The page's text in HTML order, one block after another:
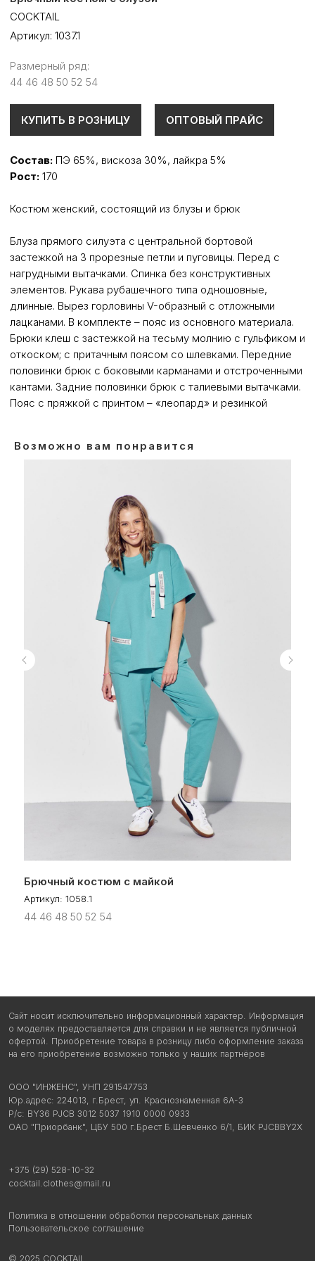
COCKTAIL
Артикул: 1037.1
Размерный ряд:
44 46 48 50 52 54
КУПИТЬ В РОЗНИЦУ ОПТОВЫЙ ПРАЙС
Состав: ПЭ 65%, вискоза 30%, лайкра 5%
Рост: 170
Костюм женский, состоящий из блузы и брюк
Блуза прямого силуэта с центральной бортовой
застежкой на 3 прорезные петли и пуговицы. Перед с
нагрудными вытачками. Спинка без конструктивных
элементов. Рукава рубашечного типа одношовные,
длинные. Вырез горловины V-образный с отложными
лацканами. В комплекте – пояс из основного материала.
Брюки клеш с застежкой на тесьму молнию с гульфиком и
откоском; с притачным поясом со шлевками. Передние
половинки брюк с боковыми карманами и отстроченными
кантами. Задние половинки брюк с талиевыми вытачками.
Пояс с пряжкой с принтом – «леопард» и резинкой
Возможно вам понравится
Брючный костюм с майкой
Артикул: 1058.1
44 46 48 50 52 54
Юр.адрес: 224013, г.Брест, ул. Краснознаменная 6А-3
Р/с: BY36 PJCB 3012 5037 1910 0000 0933
ОАО "Приорбанк", ЦБУ 500 г.Брест Б.Шевченко 6/1, БИК PJCBBY2X
© 2025 COCKTAIL
Сайт носит исключительно информационный характер. Информация
о моделях предоставляется для справки и не является публичной
офертой. Приобретение товара в розницу либо оформление заказа
на его приобретение возможно только у наших партнёров
Пользовательское соглашение